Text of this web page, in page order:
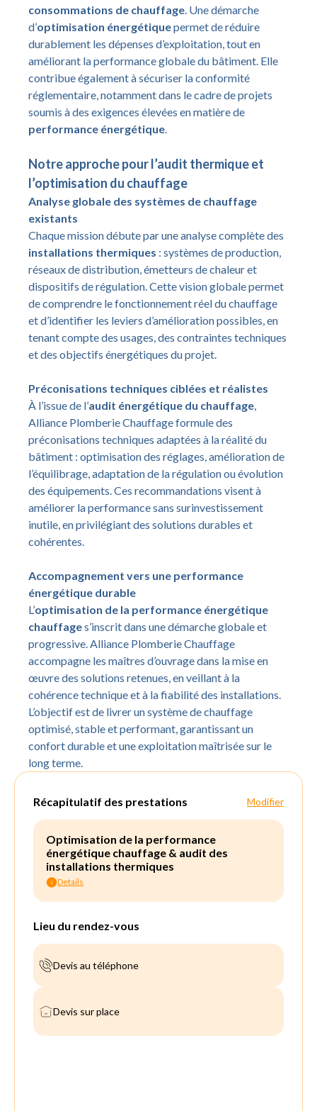
consommations de chauffage. Une démarche
d’optimisation énergétiquepermet de réduire
durablement les dépenses d’exploitation, tout en
améliorant la performance globale du bâtiment. Elle
contribue également à sécuriser la conformité
réglementaire, notamment dans le cadre de projets
soumis à des exigences élevées en matière de
performance énergétique.
Notre approche pour l’audit thermique et
l’optimisation du chauffage
Analyse globale des systèmes de chauffage
existants
Chaque mission débute par une analyse complète des
installations thermiques : systèmes de production,
réseaux de distribution, émetteurs de chaleur et
dispositifs de régulation. Cette vision globale permet
de comprendre le fonctionnement réel du chauffage
et d’identifier les leviers d’amélioration possibles, en
tenant compte des usages, des contraintes techniques
et des objectifs énergétiques du projet.
Préconisations techniques ciblées et réalistes
À l’issue de l’audit énergétique du chauffage,
Alliance Plomberie Chauffage formule des
préconisations techniques adaptées à la réalité du
bâtiment : optimisation des réglages, amélioration de
l’équilibrage, adaptation de la régulation ou évolution
des équipements. Ces recommandations visent à
améliorer la performance sans surinvestissement
inutile, en privilégiant des solutions durables et
cohérentes.
Accompagnement vers une performance
énergétique durable
L’optimisation de la performance énergétique
chauffages’inscrit dans une démarche globale et
progressive. Alliance Plomberie Chauffage
accompagne les maîtres d’ouvrage dans la mise en
œuvre des solutions retenues, en veillant à la
cohérence technique et à la fiabilité des installations.
L’objectif est de livrer un système de chauffage
optimisé, stable et performant, garantissant un
confort durable et une exploitation maîtrisée sur le
long terme.